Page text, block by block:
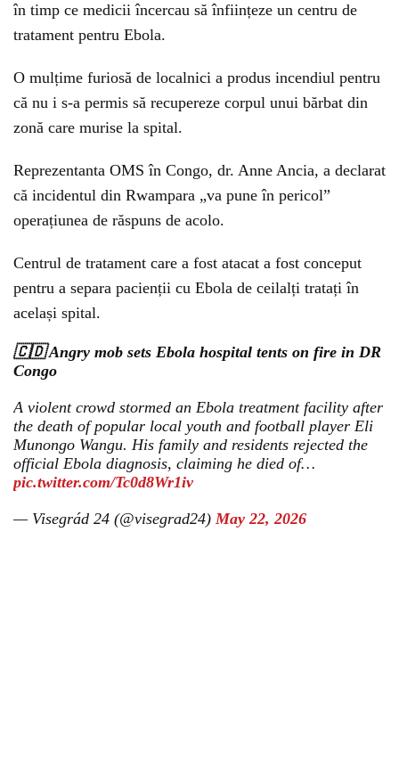
în timp ce medicii încercau să înființeze un centru de
tratament pentru Ebola.
O mulțime furiosă de localnici a produs incendiul pentru
că nu i s-a permis să recupereze corpul unui bărbat din
zonă care murise la spital.
Reprezentanta OMS în Congo, dr. Anne Ancia, a declarat
că incidentul din Rwampara „va pune în pericol”
operațiunea de răspuns de acolo.
Centrul de tratament care a fost atacat a fost conceput
pentru a separa pacienții cu Ebola de ceilalți tratați în
același spital.
🇨🇩 Angry mob sets Ebola hospital tents on fire in DR
Congo
A violent crowd stormed an Ebola treatment facility after
the death of popular local youth and football player Eli
Munongo Wangu. His family and residents rejected the
official Ebola diagnosis, claiming he died of…
pic.twitter.com/Tc0d8Wr1iv
— Visegrád 24 (@visegrad24)May 22, 2026